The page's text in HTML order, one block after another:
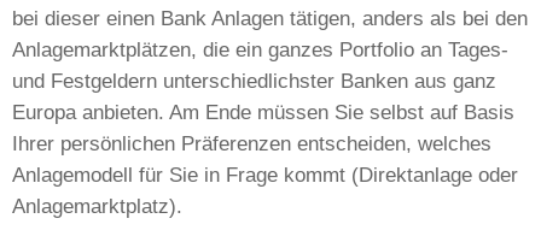
bei dieser einen Bank Anlagen tätigen, anders als bei den
Anlagemarktplätzen, die ein ganzes Portfolio an Tages-
und Festgeldern unterschiedlichster Banken aus ganz
Europa anbieten. Am Ende müssen Sie selbst auf Basis
Ihrer persönlichen Präferenzen entscheiden, welches
Anlagemodell für Sie in Frage kommt (Direktanlage oder
Anlagemarktplatz).